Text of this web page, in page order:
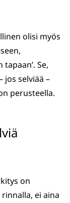
olisi myös
Se,
selviää –
perusteella.
on
rinnalla, ei aina